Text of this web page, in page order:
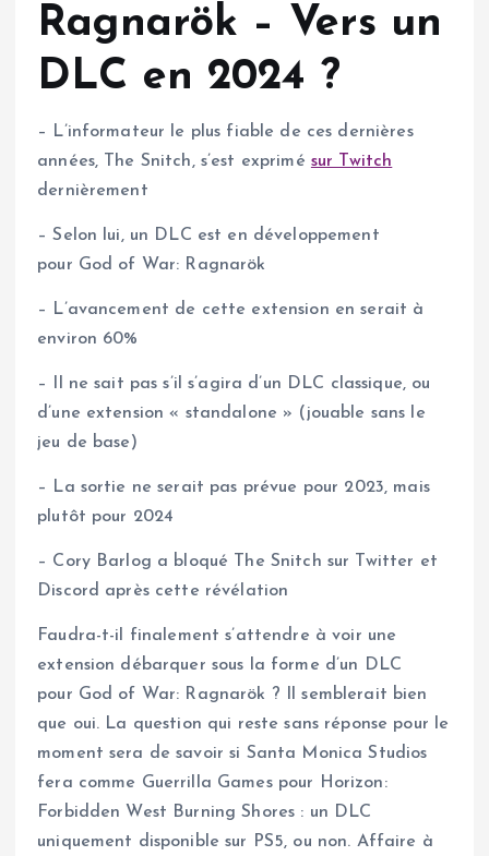
Ragnarök – Vers un
DLC en 2024 ?
– L’informateur le plus fiable de ces dernières
années, The Snitch, s’est exprimé sur Twitch
dernièrement
– Selon lui, un DLC est en développement
pour God of War: Ragnarök
– L’avancement de cette extension en serait à
environ 60%
– Il ne sait pas s’il s’agira d’un DLC classique, ou
d’une extension « standalone » (jouable sans le
jeu de base)
– La sortie ne serait pas prévue pour 2023, mais
plutôt pour 2024
– Cory Barlog a bloqué The Snitch sur Twitter et
Discord après cette révélation
Faudra-t-il finalement s’attendre à voir une
extension débarquer sous la forme d’un DLC
pour God of War: Ragnarök ? Il semblerait bien
que oui. La question qui reste sans réponse pour le
moment sera de savoir si Santa Monica Studios
fera comme Guerrilla Games pour Horizon:
Forbidden West Burning Shores : un DLC
uniquement disponible sur PS5, ou non. Affaire à